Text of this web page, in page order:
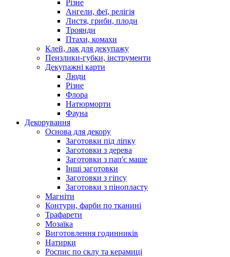
Різне
Ангели, феї, релігія
Листя, гриби, плоди
Троянди
Птахи, комахи
Клей, лак для декупажу
Пензлики-губки, інструменти
Декупажні карти
Люди
Різне
Флора
Натюрморти
Фауна
Декорування
Основа для декору
Заготовки під ліпку
Заготовки з дерева
Заготовки з пап'є маше
Інші заготовки
Заготовки з гіпсу
Заготовки з пінопласту
Магніти
Контури, фарби по тканині
Трафарети
Мозаїка
Виготовлення годинників
Натирки
Роспис по склу та керамиці